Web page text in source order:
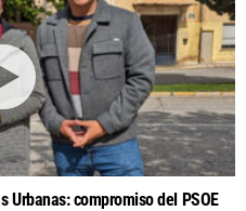
Urbanas: compromiso del PSOE